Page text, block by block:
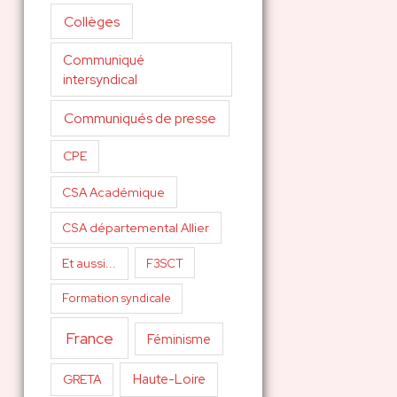
Collèges
Communiqué
intersyndical
Communiqués de presse
CPE
CSA Académique
CSA départemental Allier
Et aussi... F3SCT
Formation syndicale
France Féminisme
GRETA Haute-Loire